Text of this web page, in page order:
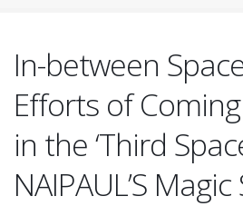
In-between
Efforts of
in the ‘Third
NAIPAUL’S